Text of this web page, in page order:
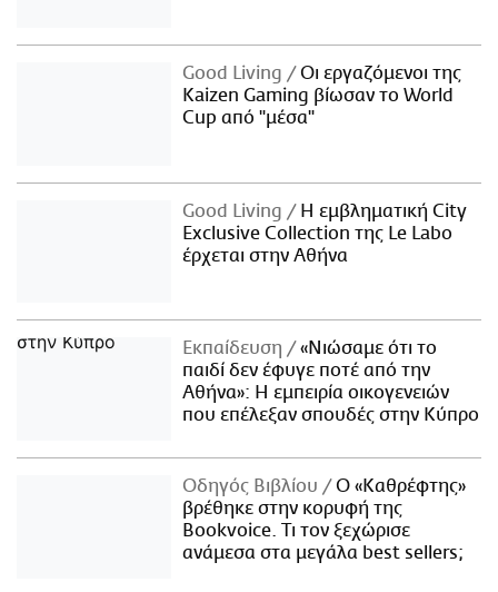
Good Living
Οι εργαζόμενοι της
Kaizen Gaming βίωσαν το World
Cup από "μέσα"
Good Living
Η εμβληματική City
Exclusive Collection της Le Labo
έρχεται στην Αθήνα
Εκπαίδευση
«Νιώσαμε ότι το
παιδί δεν έφυγε ποτέ από την
Αθήνα»: Η εμπειρία οικογενειών
που επέλεξαν σπουδές στην Κύπρο
Οδηγός Βιβλίου
Ο «Καθρέφτης»
βρέθηκε στην κορυφή της
Bookvoice. Τι τον ξεχώρισε
ανάμεσα στα μεγάλα best sellers;